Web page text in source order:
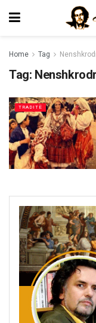
Home Tag
Tag:
TRADITË